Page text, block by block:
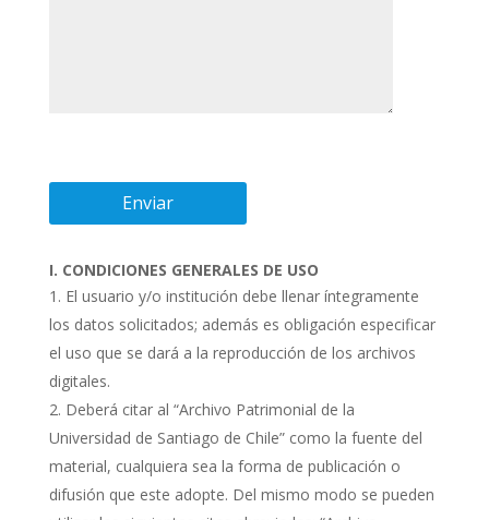
I. CONDICIONES GENERALES DE USO
El usuario y/o institución debe llenar íntegramente
los datos solicitados; además es obligación especificar
el uso que se dará a la reproducción de los archivos
digitales.
Deberá citar al “Archivo Patrimonial de la
Universidad de Santiago de Chile” como la fuente del
material, cualquiera sea la forma de publicación o
difusión que este adopte. Del mismo modo se pueden